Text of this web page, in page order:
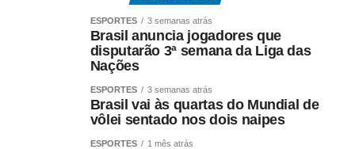
23/07 – 5h – Turquia x Canadá
ESPORTES 3 semanas atrás
Brasil anuncia jogadores que
disputarão 3ª semana da Liga das
Nações
ESPORTES 3 semanas atrás
Brasil vai às quartas do Mundial de
vôlei sentado nos dois naipes
ESPORTES 1 mês atrás